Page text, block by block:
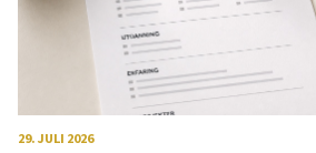
29. JULI 2026